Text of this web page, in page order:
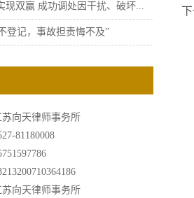
现双赢 成功调处因干扰、破坏...
登记，事故担责悔不及”
向天律师事务所
81180008
向天律师事务所